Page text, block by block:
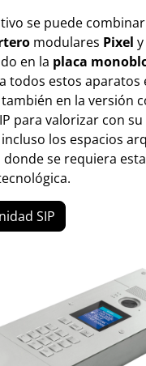
se puede
modulares Pixel y
en la placa
todos estos aparatos
en la versión
para valorizar con
los espacios
se requiera
SIP